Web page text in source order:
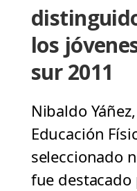
los
sur 2011
Nibaldo
Educación
seleccionado
fue destacado